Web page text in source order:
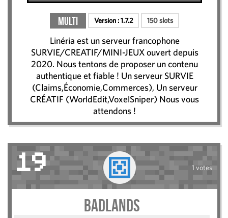
Multi Version :1.7.2 150 slots
Linéria est un serveur francophone
SURVIE/CREATIF/MINI-JEUX ouvert depuis
2020. Nous tentons de proposer un contenu
authentique et fiable ! Un serveur SURVIE
(Claims,Économie,Commerces), Un serveur
CRÉATIF (WorldEdit,VoxelSniper) Nous vous
attendons !
19 1 votes
BadLands